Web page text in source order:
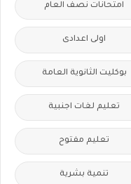
امتحانات نصف العام
اولى اعدادى
بوكليت الثانوية العامة
تعليم لغات اجنبية
تعليم مفتوح
تنمية بشرية